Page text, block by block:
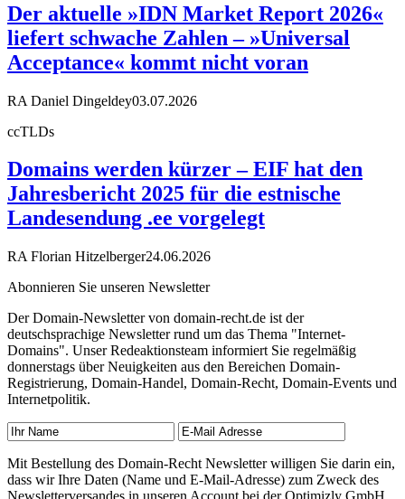
Der aktuelle »IDN Market Report 2026«
liefert schwache Zahlen – »Universal
Acceptance« kommt nicht voran
RA Daniel Dingeldey03.07.2026
ccTLDs
Domains werden kürzer – EIF hat den
Jahresbericht 2025 für die estnische
Landesendung .ee vorgelegt
RA Florian Hitzelberger24.06.2026
Abonnieren Sie unseren Newsletter
Der Domain-Newsletter von domain-recht.de ist der
deutschsprachige Newsletter rund um das Thema "Internet-
Domains". Unser Redeaktionsteam informiert Sie regelmäßig
donnerstags über Neuigkeiten aus den Bereichen Domain-
Registrierung, Domain-Handel, Domain-Recht, Domain-Events und
Internetpolitik.
Mit Bestellung des Domain-Recht Newsletter willigen Sie darin ein,
dass wir Ihre Daten (Name und E-Mail-Adresse) zum Zweck des